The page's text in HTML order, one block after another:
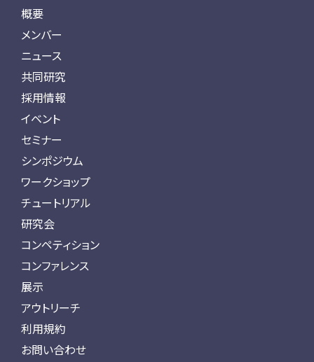
概要
メンバー
ニュース
共同研究
採用情報
イベント
セミナー
シンポジウム
ワークショップ
チュートリアル
研究会
コンペティション
コンファレンス
展示
アウトリーチ
利用規約
お問い合わせ